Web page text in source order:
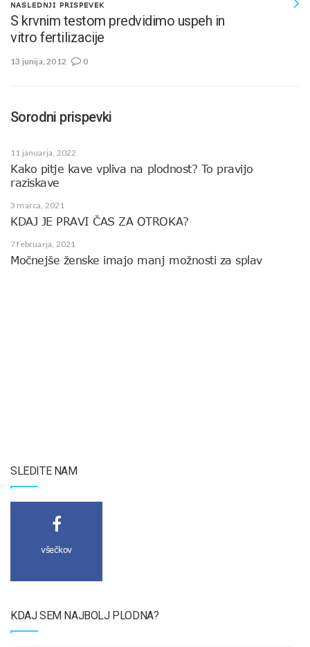
NASLEDNJI PRISPEVEK
S krvnim testom predvidimo uspeh in
vitro fertilizacije
13 junija, 2012 0
Sorodni prispevki
11 januarja, 2022
Kako pitje kave vpliva na plodnost? To pravijo
raziskave
3 marca, 2021
KDAJ JE PRAVI ČAS ZA OTROKA?
7 februarja, 2021
Močnejše ženske imajo manj možnosti za splav
SLEDITE NAM
všečkov
KDAJ SEM NAJBOLJ PLODNA?